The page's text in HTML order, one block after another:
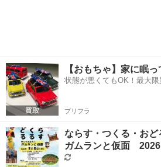
【おもちゃ】家に眠
状態が悪くてもOK！最大限
プリフラ
ならす・つくる・お
ガムランと仮面 2026